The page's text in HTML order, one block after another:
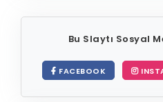
Bu Slaytı Sosyal
FACEBOOK